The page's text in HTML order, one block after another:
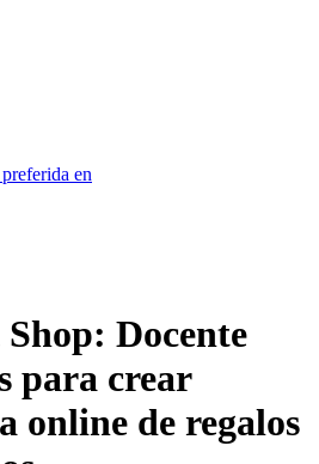
en
Docente
para crear
online de regalos